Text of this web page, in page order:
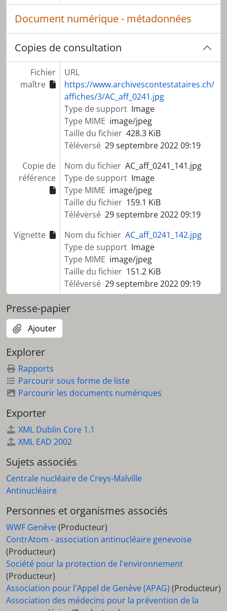
Document numérique - métadonnées
Copies de consultation
Fichier
maître
URL
https://www.archivescontestataires.ch/
affiches/3/AC_aff_0241.jpg
Type de support Image
Type MIME image/jpeg
Taille du fichier 428.3 KiB
Téléversé 29 septembre 2022 09:19
Copie de
référence
Nom du fichier AC_aff_0241_141.jpg
Type de support Image
Type MIME image/jpeg
Taille du fichier 159.1 KiB
Téléversé 29 septembre 2022 09:19
Vignette
Nom du fichier AC_aff_0241_142.jpg
Type de support Image
Type MIME image/jpeg
Taille du fichier 151.2 KiB
Téléversé 29 septembre 2022 09:19
Presse-papier
Ajouter
Explorer
Rapports
Parcourir sous forme de liste
Parcourir les documents numériques
Exporter
XML Dublin Core 1.1
XML EAD 2002
Sujets associés
Centrale nucléaire de Creys-Malville
Antinucléaire
Personnes et organismes associés
WWF Genève(Producteur)
ContrAtom - association antinucléaire genevoise
(Producteur)
Société pour la protection de l'environnement
(Producteur)
Association pour l'Appel de Genève (APAG) (Producteur)
Association des médecins pour la prévention de la